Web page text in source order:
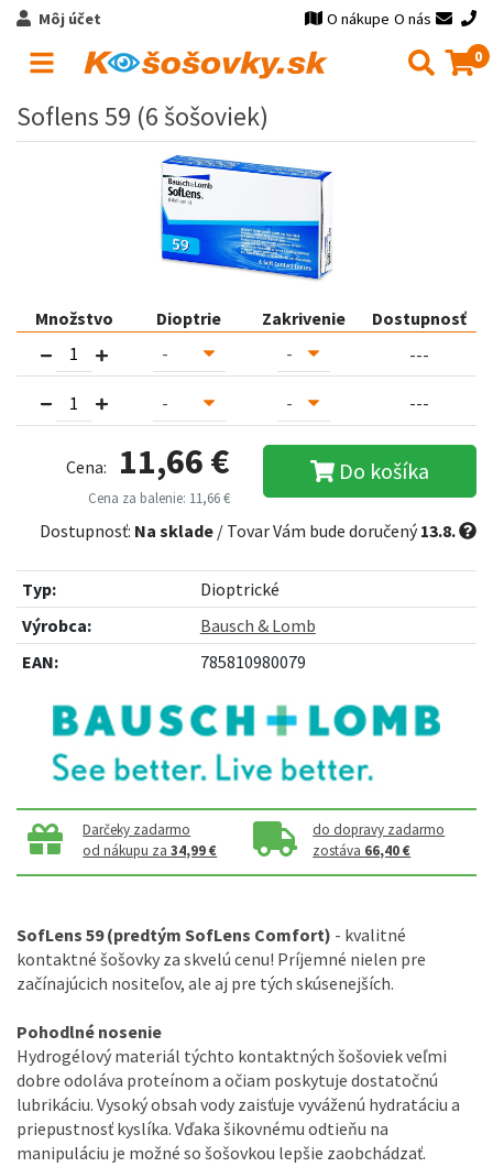
Môj účet O nákupe O nás
0
Soflens 59 (6 šošoviek)
Množstvo Dioptrie Zakrivenie
Dostupnosť
---
---
Cena: 11,66 €
Cena za balenie: 11,66 €
Do košíka
Dostupnosť: Na sklade / Tovar Vám bude doručený13.8.
Typ:
Dioptrické
Výrobca:
Bausch & Lomb
EAN:
785810980079
Darčeky zadarmo
od nákupu za34,99 €
do dopravy zadarmo
zostáva 66,40 €
SofLens 59 (predtým SofLens Comfort) - kvalitné
kontaktné šošovky za skvelú cenu! Príjemné nielen pre
začínajúcich nositeľov, ale aj pre tých skúsenejších.
Pohodlné nosenie
Hydrogélový materiál týchto kontaktných šošoviek veľmi
dobre odoláva proteínom a očiam poskytuje dostatočnú
lubrikáciu. Vysoký obsah vody zaisťuje vyváženú hydratáciu a
priepustnosť kyslíka. Vďaka šikovnému odtieňu na
manipuláciu je možné so šošovkou lepšie zaobchádzať.